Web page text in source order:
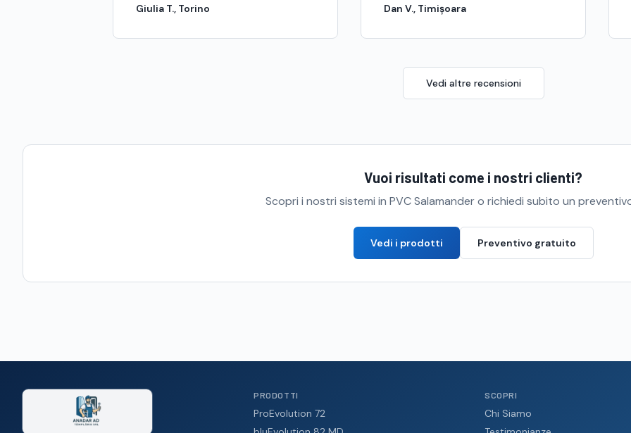
Giulia T., Torino Dan V., Timișoara
Vedi altre recensioni
Vuoi risultati come i nostri clienti?
Scopri i nostri sistemi in PVC Salamander o richiedi subito un
Vedi i prodotti Preventivo gratuito
PRODOTTI
ProEvolution 72
SCOPRI
Chi Siamo